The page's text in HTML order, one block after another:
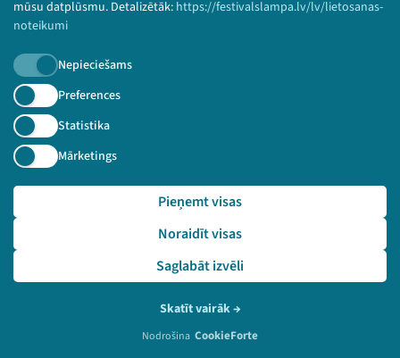
mūsu datplūsmu. Detalizētāk: https://festivalslampa.lv/lv/lietosanas-
noteikumi
Nepieciešams
Preferences
Statistika
Mārketings
Saglabāt izvēli
Noraidīt visas
Pieņemt visas
Skatīt vairāk→
Nodrošina CookieForte
© 2026 Sarunu festivāls LAMPA Visas tiesības
paturētas.
Piesakies jaunumiem!
Nepalaid garām aktuālāko informāciju!
Pieteikties